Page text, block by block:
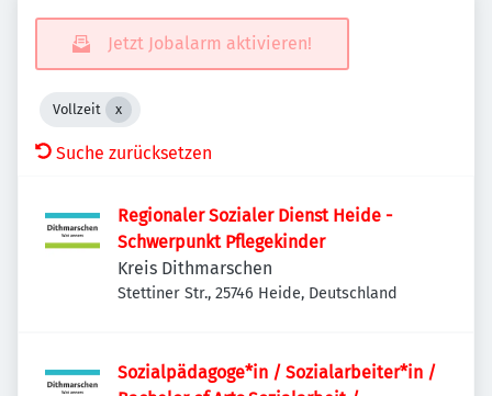
Jetzt Jobalarm aktivieren!
Vollzeit
Suche zurücksetzen
Regionaler Sozialer Dienst Heide -
Schwerpunkt Pflegekinder
Kreis Dithmarschen
Stettiner Str., 25746 Heide, Deutschland
Sozialpädagoge*in / Sozialarbeiter*in /